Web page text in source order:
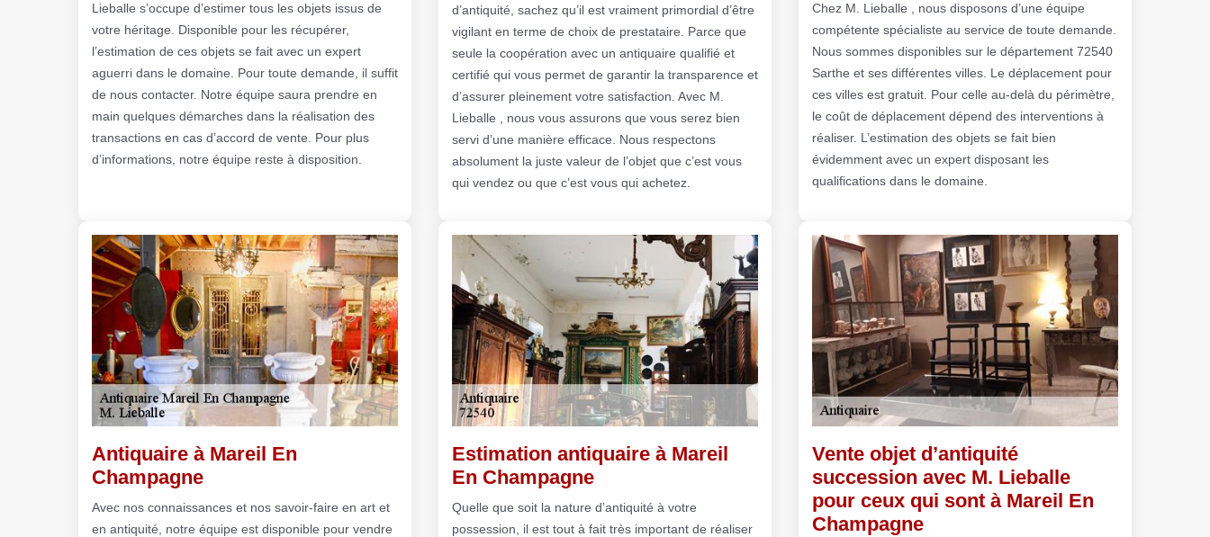
Lieballe s’occupe d’estimer tous les objets issus de
votre héritage. Disponible pour les récupérer,
l’estimation de ces objets se fait avec un expert
aguerri dans le domaine. Pour toute demande, il suffit
de nous contacter. Notre équipe saura prendre en
main quelques démarches dans la réalisation des
transactions en cas d’accord de vente. Pour plus
d’informations, notre équipe reste à disposition.
d’antiquité, sachez qu’il est vraiment primordial d’être
vigilant en terme de choix de prestataire. Parce que
seule la coopération avec un antiquaire qualifié et
certifié qui vous permet de garantir la transparence et
d’assurer pleinement votre satisfaction. Avec M.
Lieballe , nous vous assurons que vous serez bien
servi d’une manière efficace. Nous respectons
absolument la juste valeur de l’objet que c’est vous
qui vendez ou que c’est vous qui achetez.
Chez M. Lieballe , nous disposons d’une équipe
compétente spécialiste au service de toute demande.
Nous sommes disponibles sur le département 72540
Sarthe et ses différentes villes. Le déplacement pour
ces villes est gratuit. Pour celle au-delà du périmètre,
le coût de déplacement dépend des interventions à
réaliser. L’estimation des objets se fait bien
évidemment avec un expert disposant les
qualifications dans le domaine.
Antiquaire à Mareil En
Champagne
Avec nos connaissances et nos savoir-faire en art et
en antiquité, notre équipe est disponible pour vendre
Estimation antiquaire à Mareil
En Champagne
Quelle que soit la nature d’antiquité à votre
possession, il est tout à fait très important de réaliser
Vente objet d’antiquité
succession avec M. Lieballe
pour ceux qui sont à Mareil En
Champagne